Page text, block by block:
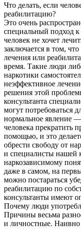
Что делать, если
реабилитацию?
Это очень
специальный подход
человек не хочет
заключается в том,
лечения или
время. Такие люди
наркотики
неэффективное
решения этой
консультанта
могут потребоваться
нормальное явление
человека прекратить
помощью, и это
обрести свободу от
и специалисты нашей
наркозависимому
даже в самом, на
можно постараться
реабилитацию по
консультанты имеют
Почему люди
Причины весьма
и личностные.